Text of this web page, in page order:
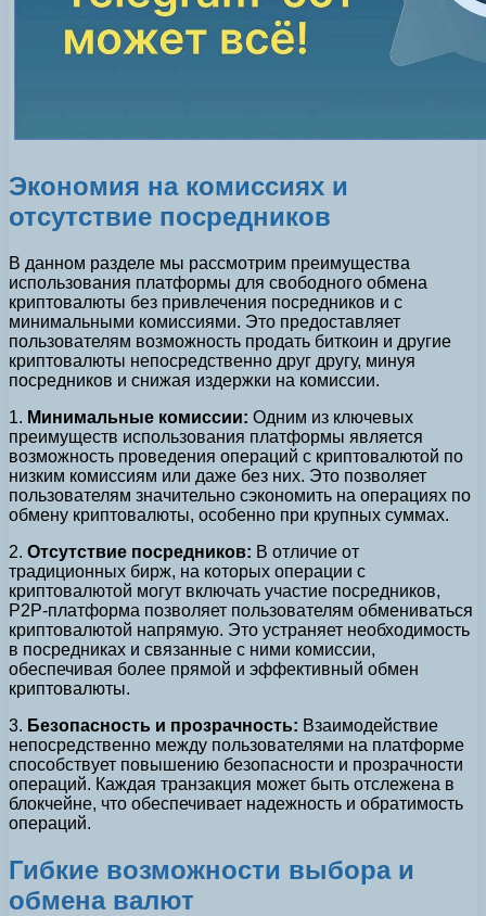
Экономия на комиссиях и
отсутствие посредников
В данном разделе мы рассмотрим преимущества
использования платформы для свободного обмена
криптовалюты без привлечения посредников и с
минимальными комиссиями. Это предоставляет
пользователям возможность продать биткоин и другие
криптовалюты непосредственно друг другу, минуя
посредников и снижая издержки на комиссии.
1. Минимальные комиссии: Одним из ключевых
преимуществ использования платформы является
возможность проведения операций с криптовалютой по
низким комиссиям или даже без них. Это позволяет
пользователям значительно сэкономить на операциях по
обмену криптовалюты, особенно при крупных суммах.
2. Отсутствие посредников: В отличие от
традиционных бирж, на которых операции с
криптовалютой могут включать участие посредников,
P2P-платформа позволяет пользователям обмениваться
криптовалютой напрямую. Это устраняет необходимость
в посредниках и связанные с ними комиссии,
обеспечивая более прямой и эффективный обмен
криптовалюты.
3. Безопасность и прозрачность: Взаимодействие
непосредственно между пользователями на платформе
способствует повышению безопасности и прозрачности
операций. Каждая транзакция может быть отслежена в
блокчейне, что обеспечивает надежность и обратимость
операций.
Гибкие возможности выбора и
обмена валют